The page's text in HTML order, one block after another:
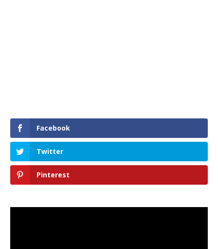
Facebook
Twitter
Pinterest